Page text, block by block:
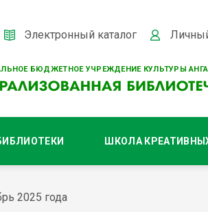
БЮДЖЕТНОЕ УЧРЕЖДЕНИЕ КУЛЬТУРЫ
Электронный каталог
ШКОЛА
2025 года